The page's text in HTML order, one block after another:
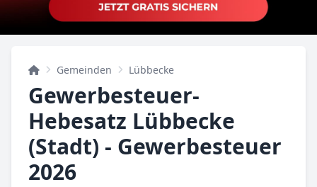
Gemeinden Lübbecke
Gewerbesteuer-
Hebesatz Lübbecke
(Stadt) - Gewerbesteuer
2026